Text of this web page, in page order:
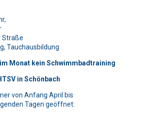
du kein Spambot bist und wähle das
leer.
du kein Spambot bist und wähle das
SymbolFlugzeug
Straße
Tauchausbildung
Monat kein Schwimmbadtraining
in Schönbach
von Anfang April bis
Tagen geöffnet: